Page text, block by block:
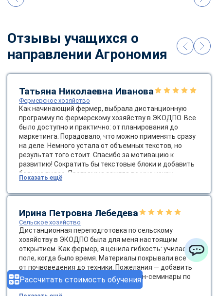
Рассчитать стоимость обучения
Отзывы учащихся о
направлении Агрономия
Татьяна Николаевна Иванова
Фермерское хозяйство
Как начинающий фермер, выбрала дистанционную
программу по фермерскому хозяйству в ЭКОДПО. Все
было доступно и практично: от планирования до
маркетинга. Порадовало, что можно применять сразу
на деле. Немного устала от объемных текстов, но
результат того стоит. Спасибо за мотивацию к
развитию! Сократить бы текстовые блоки и добавить
больше видео. Программа зажгла во мне искру
предпринимательства; помню момент, когда после
маркетингового модуля продажи выросли вдвое, и это
Показать ещё
Ирина Петровна Лебедева
Сельское хозяйство
Дистанционная переподготовка по сельскому
хозяйству в ЭКОДПО была для меня настоящим
открытием. Как фермер, я ценила гибкость: училась в
поле, когда было время. Материалы покрывали все —
от почвоведения до техники. Пожелания — добавить
больше региональных кейсов и онлайн-семинары по
локальным вызовам.
ChatApp